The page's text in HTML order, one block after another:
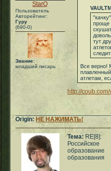
StarQ
Пользователь
Авторейтинг:
Гуру
(690-0)
Звание:
младший писарь
проще
тут
Все верно!
атлетам,
http://
Origin: НЕ НАЖИМАТЬ!
Тема: RE[8]:
Российское
образование
образования